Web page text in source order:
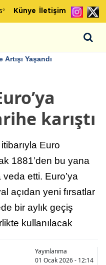
° Künye İletişim
Yaşandı
karıştı
Euro
1881’den bu yana
veda etti. Euro’ya
açıdan yeni fırsatlar
bir aylık geçiş
kullanılacak
Yayınlanma
01 Ocak 2026 - 12:14